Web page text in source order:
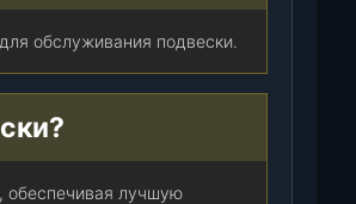
обслуживания подвески.
обеспечивая лучшую